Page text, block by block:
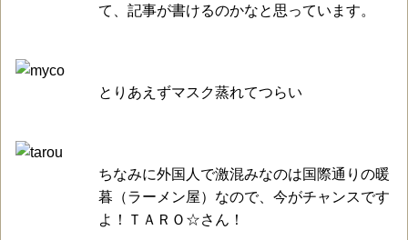
て、記事が書けるのかなと思っています。
とりあえずマスク蒸れてつらい
ちなみに外国人で激混みなのは国際通りの暖
暮（ラーメン屋）なので、今がチャンスです
よ！ＴＡＲＯ☆さん！